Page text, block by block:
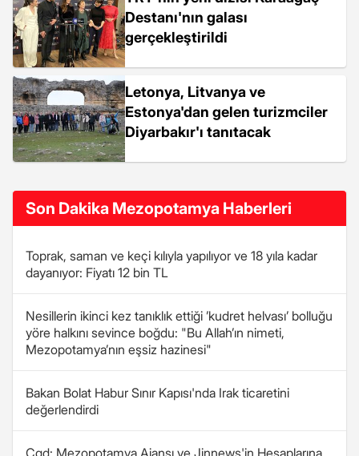
Destanı'nın galası
gerçekleştirildi
Letonya, Litvanya ve
Estonya'dan gelen turizmciler
Diyarbakır'ı tanıtacak
Son Dakika Mezopotamya Haberleri
Toprak, saman ve keçi kılıyla yapılıyor ve 18 yıla kadar
dayanıyor: Fiyatı 12 bin TL
Nesillerin ikinci kez tanıklık ettiği ’kudret helvası’ bolluğu
yöre halkını sevince boğdu: "Bu Allah’ın nimeti,
Mezopotamya’nın eşsiz hazinesi"
Bakan Bolat Habur Sınır Kapısı'nda Irak ticaretini
değerlendirdi
Çgd: Mezopotamya Ajansı ve Jinnews'in Hesaplarına